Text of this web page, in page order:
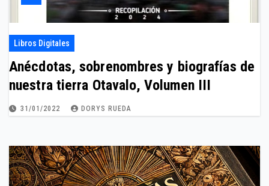
Libros Digitales
Anécdotas, sobrenombres y biografías de
nuestra tierra Otavalo, Volumen III
31/01/2022 DORYS RUEDA